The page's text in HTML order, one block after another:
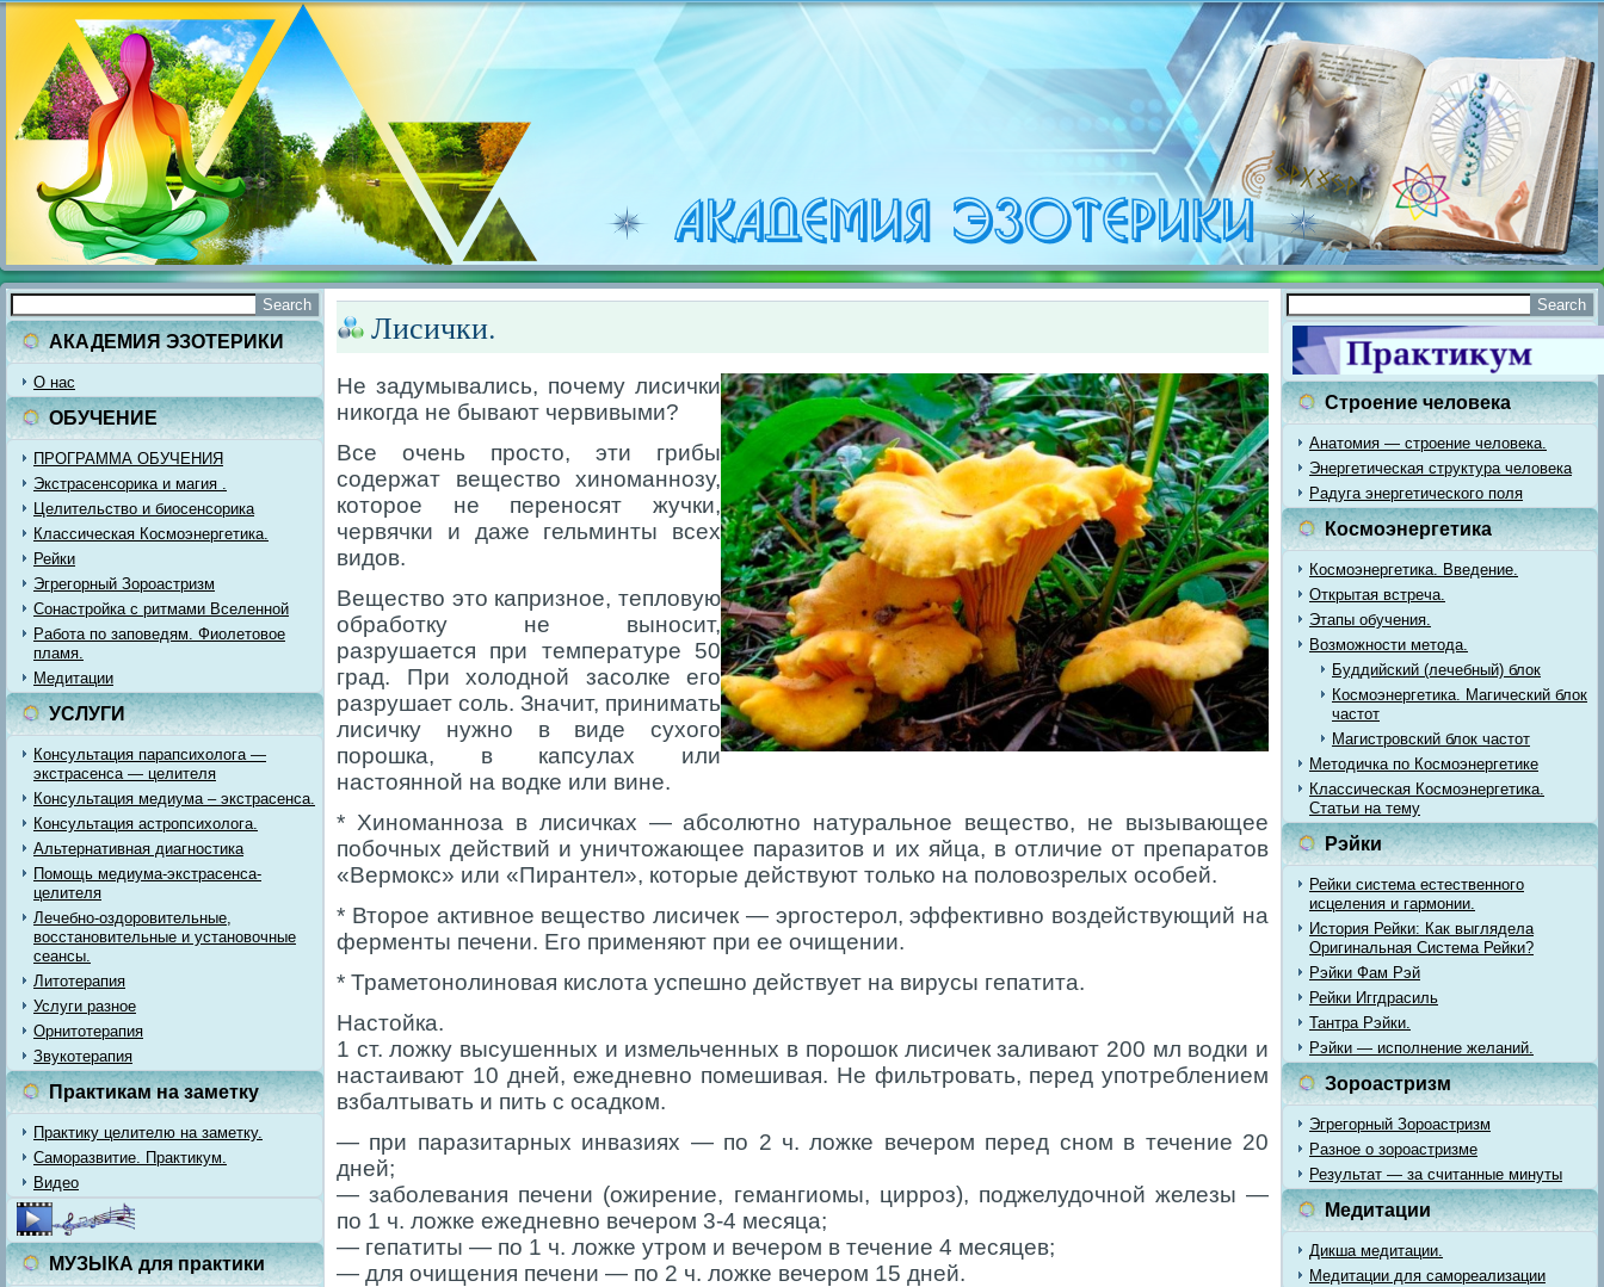
АКАДЕМИЯ ЭЗОТЕРИКИ
О нас
ОБУЧЕНИЕ
ПРОГРАММА ОБУЧЕНИЯ
Экстрасенсорика и магия .
Целительство и биосенсорика
Классическая Космоэнергетика.
Рейки
Эгрегорный Зороастризм
Сонастройка с ритмами Вселенной
Работа по заповедям. Фиолетовое
пламя.
Медитации
УСЛУГИ
Консультация парапсихолога —
экстрасенса — целителя
Консультация медиума – экстрасенса.
Консультация астропсихолога.
Альтернативная диагностика
Помощь медиума-экстрасенса-
целителя
Лечебно-оздоровительные,
восстановительные и установочные
сеансы.
Литотерапия
Услуги разное
Орнитотерапия
Звукотерапия
Практикам на заметку
Практику целителю на заметку.
Саморазвитие. Практикум.
Видео
МУЗЫКА для практики
Лисички.
Не задумывались, почему лисички
никогда не бывают червивыми?
Все очень просто, эти грибы
содержат вещество хиноманнозу,
которое не переносят жучки,
червячки и даже гельминты всех
видов.
Вещество это капризное, тепловую
обработку не выносит,
разрушается при температуре 50
град. При холодной засолке его
разрушает соль. Значит, принимать
лисичку нужно в виде сухого
порошка, в капсулах или
настоянной на водке или вине.
* Хиноманноза в лисичках — абсолютно натуральное вещество, не вызывающее
побочных действий и уничтожающее паразитов и их яйца, в отличие от препаратов
«Вермокс» или «Пирантел», которые действуют только на половозрелых особей.
* Второе активное вещество лисичек — эргостерол, эффективно воздействующий на
ферменты печени. Его применяют при ее очищении.
* Траметонолиновая кислота успешно действует на вирусы гепатита.
Настойка.
1 ст. ложку высушенных и измельченных в порошок лисичек заливают 200 мл водки и
настаивают 10 дней, ежедневно помешивая. Не фильтровать, перед употреблением
взбалтывать и пить с осадком.
— при паразитарных инвазиях — по 2 ч. ложке вечером перед сном в течение 20
дней;
— заболевания печени (ожирение, гемангиомы, цирроз), поджелудочной железы —
по 1 ч. ложке ежедневно вечером 3-4 месяца;
— гепатиты — по 1 ч. ложке утром и вечером в течение 4 месяцев;
— для очищения печени — по 2 ч. ложке вечером 15 дней.
Строение человека
Анатомия — строение человека.
Энергетическая структура человека
Радуга энергетического поля
Космоэнергетика
Космоэнергетика. Введение.
Открытая встреча.
Этапы обучения.
Возможности метода.
Буддийский (лечебный) блок
Космоэнергетика. Магический блок
частот
Магистровский блок частот
Методичка по Космоэнергетике
Классическая Космоэнергетика.
Статьи на тему
Рэйки
Рейки система естественного
исцеления и гармонии.
История Рейки: Как выглядела
Оригинальная Система Рейки?
Рэйки Фам Рэй
Рейки Иггдрасиль
Тантра Рэйки.
Рэйки — исполнение желаний.
Зороастризм
Эгрегорный Зороастризм
Разное о зороастризме
Результат — за считанные минуты
Медитации
Дикша медитации.
Медитации для самореализации